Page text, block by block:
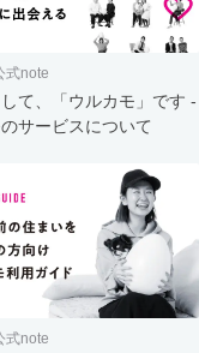
式note
て、「ウルカモ」です -
サービスについて
式note